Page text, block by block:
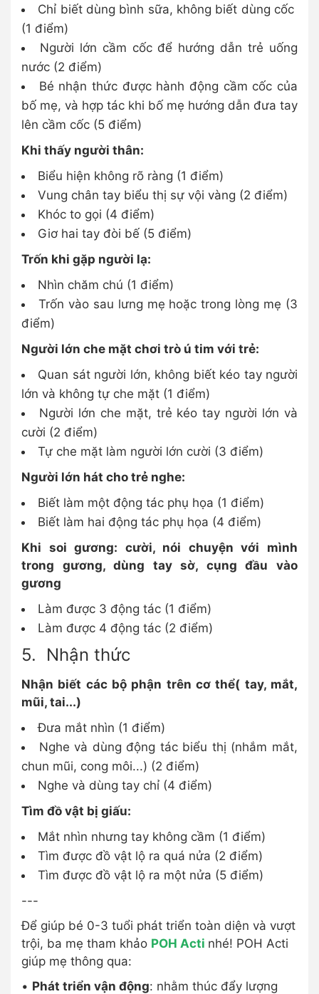
Chỉ biết dùng bình sữa, không biết dùng cốc
(1 điểm)
Người lớn cầm cốc để hướng dẫn trẻ uống
nước (2 điểm)
Bé nhận thức được hành động cầm cốc của
bố mẹ, và hợp tác khi bố mẹ hướng dẫn đưa tay
lên cầm cốc (5 điểm)
Khi thấy người thân:
Biểu hiện không rõ ràng (1 điểm)
Vung chân tay biểu thị sự vội vàng (2 điểm)
Khóc to gọi (4 điểm)
Giơ hai tay đòi bế (5 điểm)
Trốn khi gặp người lạ:
Nhìn chăm chú (1 điểm)
Trốn vào sau lưng mẹ hoặc trong lòng mẹ (3
điểm)
Người lớn che mặt chơi trò ú tim với trẻ:
Quan sát người lớn, không biết kéo tay người
lớn và không tự che mặt (1 điểm)
Người lớn che mặt, trẻ kéo tay người lớn và
cười (2 điểm)
Tự che mặt làm người lớn cười (3 điểm)
Người lớn hát cho trẻ nghe:
Biết làm một động tác phụ họa (1 điểm)
Biết làm hai động tác phụ họa (4 điểm)
Khi soi gương: cười, nói chuyện với mình
trong gương, dùng tay sờ, cụng đầu vào
gương
Làm được 3 động tác (1 điểm)
Làm được 4 động tác (2 điểm)
5. Nhận thức
Nhận biết các bộ phận trên cơ thể( tay, mắt,
mũi, tai...)
Đưa mắt nhìn (1 điểm)
Nghe và dùng động tác biểu thị (nhắm mắt,
chun mũi, cong môi...) (2 điểm)
Nghe và dùng tay chỉ (4 điểm)
Tìm đồ vật bị giấu:
Mắt nhìn nhưng tay không cầm (1 điểm)
Tìm được đồ vật lộ ra quá nửa (2 điểm)
Tìm được đồ vật lộ ra một nửa (5 điểm)
---
Để giúp bé 0-3 tuổi phát triển toàn diện và vượt
trội, ba mẹ tham khảo POH Acti nhé! POH Acti
giúp mẹ thông qua:
• Phát triển vận động: nhằm thúc đẩy lượng